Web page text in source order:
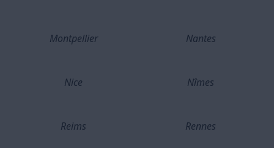
Montpellier Nantes
Nice Nîmes
Reims Rennes